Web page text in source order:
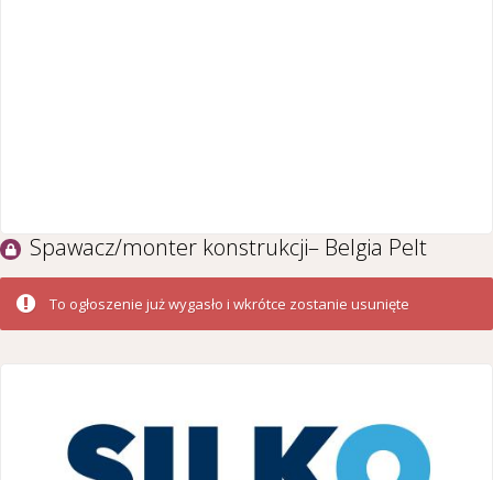
Spawacz/monter konstrukcji– Belgia Pelt
To ogłoszenie już wygasło i wkrótce zostanie usunięte